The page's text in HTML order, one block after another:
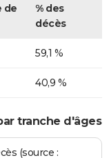
de
% des
décès
59,1 %
40,9 %
tranche d'âges
(source :